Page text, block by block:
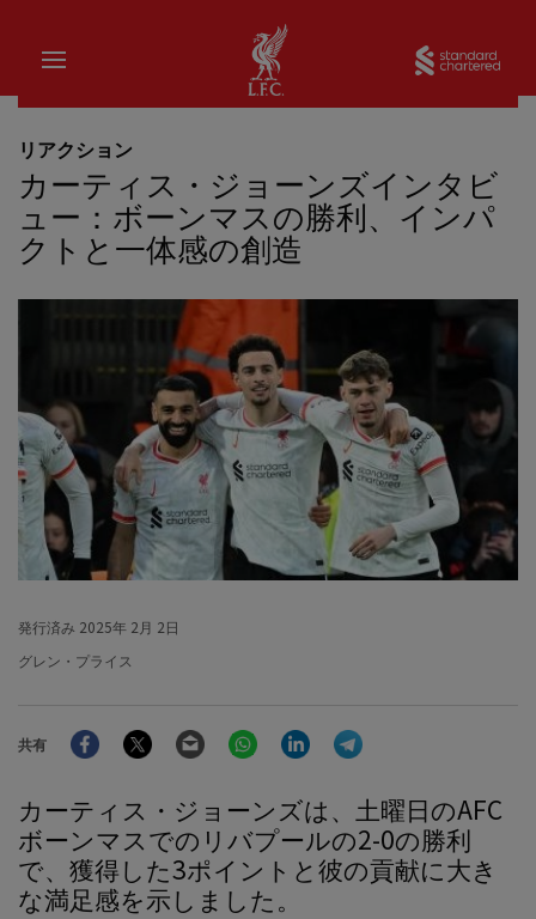
家
リアクション
カーティス・ジョーンズインタビ
ュー：ボーンマスの勝利、インパ
クトと一体感の創造
発行済み 2025年 2月 2日
グレン・プライス
共有
FacebookTwitter Email WhatsAppLinkedIn
カーティス・ジョーンズは、土曜日のAFC
ボーンマスでのリバプールの2-0の勝利
で、獲得した3ポイントと彼の貢献に大き
な満足感を示しました。